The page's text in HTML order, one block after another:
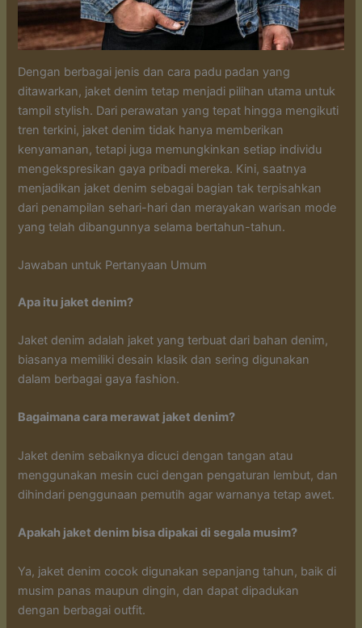
Dengan berbagai jenis dan cara padu padan yang
ditawarkan, jaket denim tetap menjadi pilihan utama untuk
tampil stylish. Dari perawatan yang tepat hingga mengikuti
tren terkini, jaket denim tidak hanya memberikan
kenyamanan, tetapi juga memungkinkan setiap individu
mengekspresikan gaya pribadi mereka. Kini, saatnya
menjadikan jaket denim sebagai bagian tak terpisahkan
dari penampilan sehari-hari dan merayakan warisan mode
yang telah dibangunnya selama bertahun-tahun.
Jawaban untuk Pertanyaan Umum
Apa itu jaket denim?
Jaket denim adalah jaket yang terbuat dari bahan denim,
biasanya memiliki desain klasik dan sering digunakan
dalam berbagai gaya fashion.
Bagaimana cara merawat jaket denim?
Jaket denim sebaiknya dicuci dengan tangan atau
menggunakan mesin cuci dengan pengaturan lembut, dan
dihindari penggunaan pemutih agar warnanya tetap awet.
Apakah jaket denim bisa dipakai di segala musim?
Ya, jaket denim cocok digunakan sepanjang tahun, baik di
musim panas maupun dingin, dan dapat dipadukan
dengan berbagai outfit.